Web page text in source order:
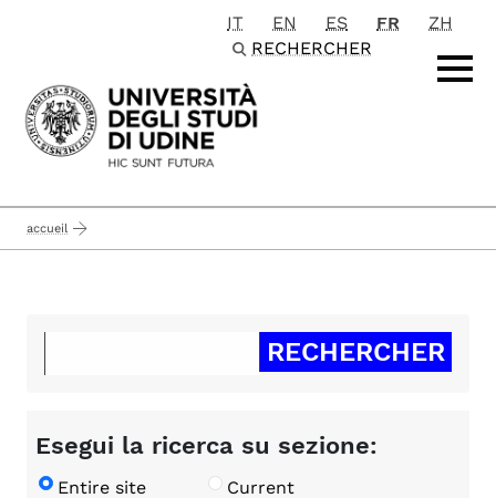
Passa al contenuto principale
IT EN ES FR
ZH
RECHERCHER
accueil
Esegui la ricerca su sezione:
Entire site Current